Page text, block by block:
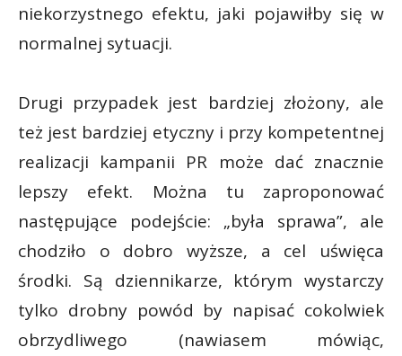
niekorzystnego efektu, jaki pojawiłby się w
normalnej sytuacji.
Drugi przypadek jest bardziej złożony, ale
też jest bardziej etyczny i przy kompetentnej
realizacji kampanii PR może dać znacznie
lepszy efekt. Można tu zaproponować
następujące podejście: „była sprawa”, ale
chodziło o dobro wyższe, a cel uświęca
środki. Są dziennikarze, którym wystarczy
tylko drobny powód by napisać cokolwiek
obrzydliwego (nawiasem mówiąc,